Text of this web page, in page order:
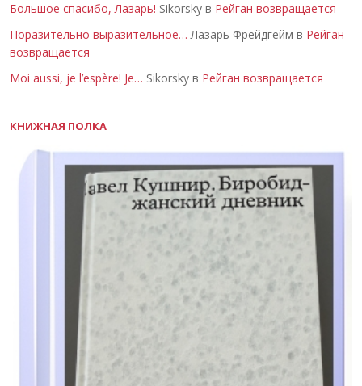
Большое спасибо, Лазарь! Sikorsky в Рейган возвращается
Поразительно выразительное… Лазарь Фрейдгейм в Рейган
возвращается
Moi aussi, je l’espère! Je… Sikorsky в Рейган возвращается
КНИЖНАЯ ПОЛКА